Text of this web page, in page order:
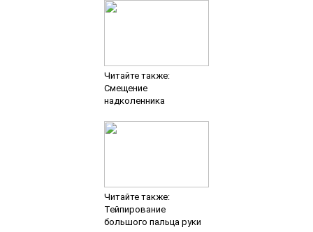
Читайте также:
Смещение
надколенника
Читайте также:
Тейпирование
большого пальца руки